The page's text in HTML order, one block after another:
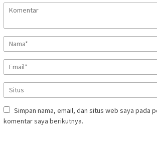
Simpan nama, email, dan situs web saya pada
komentar saya berikutnya.